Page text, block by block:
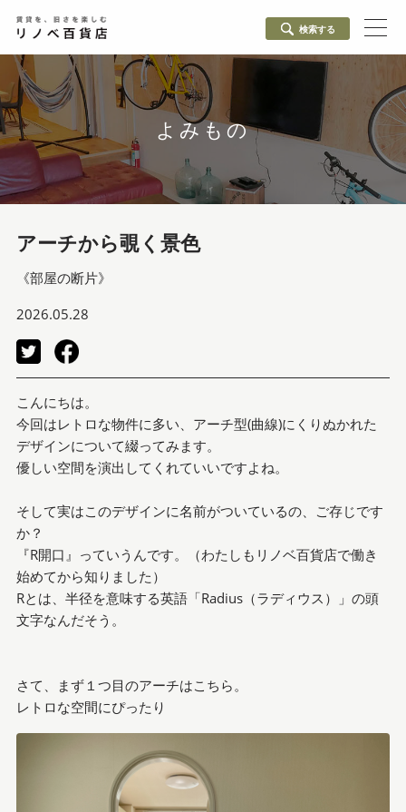
検索する
よみもの
アーチから覗く景色
《部屋の断片》
2026.05.28
こんにちは。
今回はレトロな物件に多い、アーチ型(曲線)にくりぬかれた
デザインについて綴ってみます。
優しい空間を演出してくれていいですよね。
そして実はこのデザインに名前がついているの、ご存じです
か？
『R開口』っていうんです。（わたしもリノベ百貨店で働き
始めてから知りました）
Rとは、半径を意味する英語「Radius（ラディウス）」の頭
文字なんだそう。
さて、まず１つ目のアーチはこちら。
レトロな空間にぴったり